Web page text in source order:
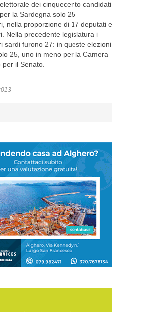
dei cinquecento candidati
la Sardegna solo 25
nella proporzione di 17 deputati e
Nella precedente legislatura i
sardi furono 27: in queste elezioni
25, uno in meno per la Camera
il Senato.